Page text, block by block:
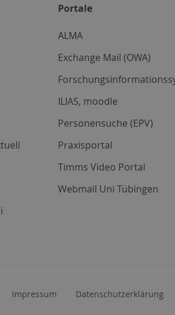
Portale
ALMA
Exchange Mail (OWA)
ILIAS, moodle
Personensuche (EPV)
Praxisportal
Timms Video Portal
Webmail Uni Tübingen
Impressum Datenschutzerklärung